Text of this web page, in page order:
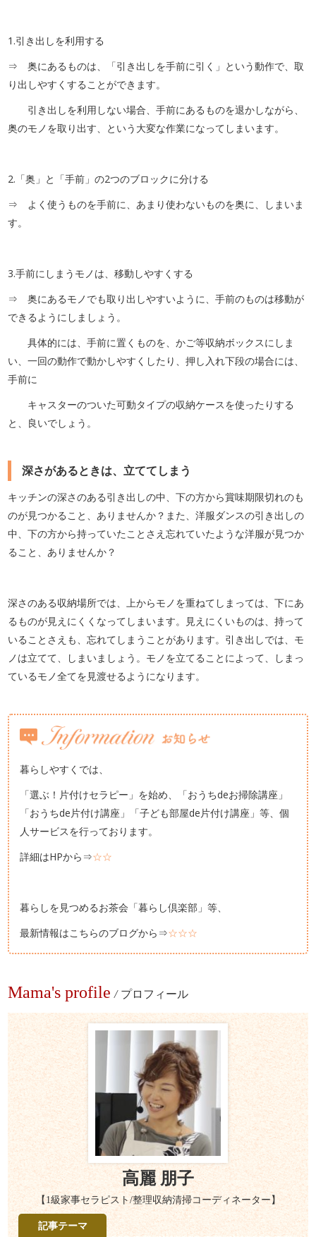
1.引き出しを利用する
⇒ 奥にあるものは、「引き出しを手前に引く」という動作で、取
り出しやすくすることができます。
引き出しを利用しない場合、手前にあるものを退かしながら、
奥のモノを取り出す、という大変な作業になってしまいます。
2.「奥」と「手前」の2つのブロックに分ける
⇒ よく使うものを手前に、あまり使わないものを奥に、しまいま
す。
3.手前にしまうモノは、移動しやすくする
⇒ 奥にあるモノでも取り出しやすいように、手前のものは移動が
できるようにしましょう。
具体的には、手前に置くものを、かご等収納ボックスにしま
い、一回の動作で動かしやすくしたり、押し入れ下段の場合には、
手前に
キャスターのついた可動タイプの収納ケースを使ったりする
と、良いでしょう。
深さがあるときは、立ててしまう
キッチンの深さのある引き出しの中、下の方から賞味期限切れのも
のが見つかること、ありませんか？また、洋服ダンスの引き出しの
中、下の方から持っていたことさえ忘れていたような洋服が見つか
ること、ありませんか？
深さのある収納場所では、上からモノを重ねてしまっては、下にあ
るものが見えにくくなってしまいます。見えにくいものは、持って
いることさえも、忘れてしまうことがあります。引き出しでは、モ
ノは立てて、しまいましょう。モノを立てることによって、しまっ
ているモノ全てを見渡せるようになります。
暮らしやすくでは、
「選ぶ！片付けセラピー」を始め、「おうちdeお掃除講座」
「おうちde片付け講座」「子ども部屋de片付け講座」等、個
人サービスを行っております。
詳細はHPから⇒☆☆
暮らしを見つめるお茶会「暮らし倶楽部」等、
最新情報はこちらのブログから⇒☆☆☆
Mama's profile / プロフィール
高麗 朋子
【1級家事セラピスト/整理収納清掃コーディネーター】
記事テーマ